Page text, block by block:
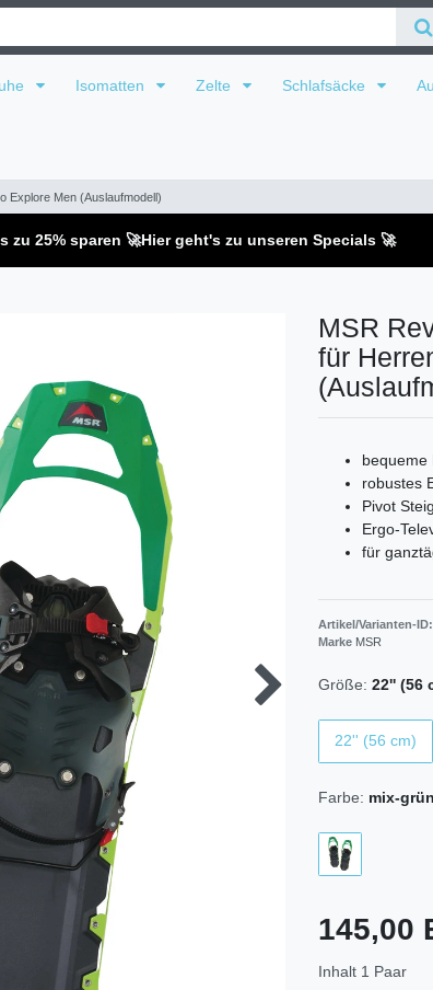
Isomatten Zelte Schlafsäcke
Explore Men (Auslaufmodell)
zu 25% sparen 🚀Hier geht's zu unseren Specials 🚀
MSR
für
bequeme
robustes
Pivot
Ergo-
für
Artikel/Varianten-ID:
Marke MSR
Größe: 22'' (56
22'' (56 cm)
Farbe: mix-grün
145,00
Inhalt 1 Paar